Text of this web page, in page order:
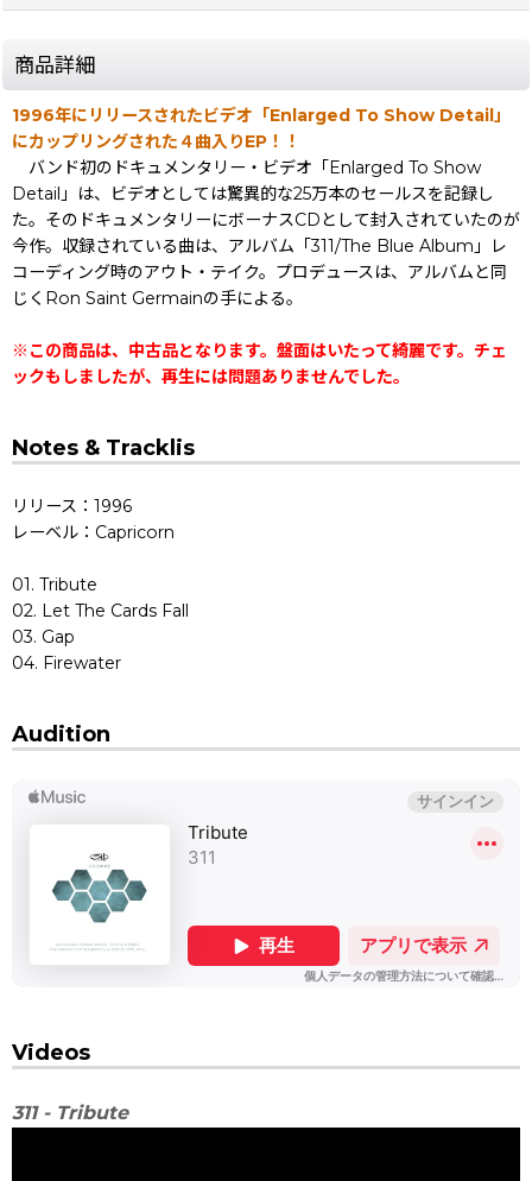
商品詳細
1996年にリリースされたビデオ「Enlarged To Show Detail」
にカップリングされた４曲入りEP！！
バンド初のドキュメンタリー・ビデオ「Enlarged To Show
Detail」は、ビデオとしては驚異的な25万本のセールスを記録し
た。そのドキュメンタリーにボーナスCDとして封入されていたのが
今作。収録されている曲は、アルバム「311/The Blue Album」レ
コーディング時のアウト・テイク。プロデュースは、アルバムと同
じくRon Saint Germainの手による。
※この商品は、中古品となります。盤面はいたって綺麗です。チェ
ックもしましたが、再生には問題ありませんでした。
Notes & Tracklis
リリース：1996
レーベル：Capricorn
01. Tribute
02. Let The Cards Fall
03. Gap
04. Firewater
Audition
Videos
311 - Tribute